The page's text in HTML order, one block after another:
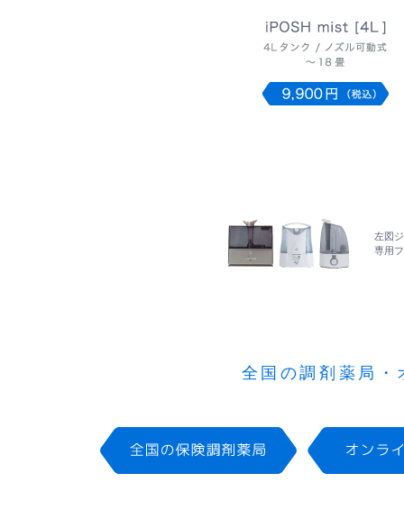
左図
専用
全国の調剤薬局